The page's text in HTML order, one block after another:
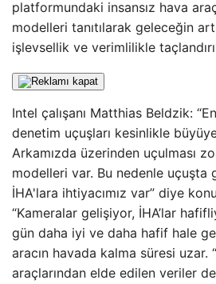
platformundaki insansız hava
modelleri tanıtılarak geleceğin
işlevsellik ve verimlilikle
Intel çalışanı Matthias Beldzik:
denetim uçuşları kesinlikle
Arkamızda üzerinden uçulması
modelleri var. Bu nedenle uçuşta
İHA'lara ihtiyacımız var” diye
“Kameralar gelişiyor, İHA’lar
gün daha iyi ve daha hafif hale
aracın havada kalma süresi uzar.
araçlarından elde edilen veriler